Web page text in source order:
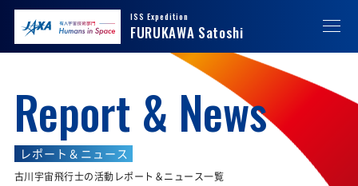
JAXA JAXA 有人宇宙技術部門 Humans in Space
ISS Expedition
FURUKAWA Satoshi
Report & News
レポート＆ニュース
古川宇宙飛行士の活動レポート＆ニュース一覧